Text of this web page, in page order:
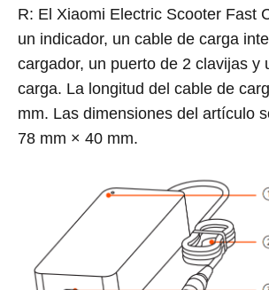
R: El Xiaomi Electric Scooter Fast
un indicador, un cable de carga
cargador, un puerto de 2 clavijas y
carga. La longitud del cable de
mm. Las dimensiones del artículo
78 mm × 40 mm.